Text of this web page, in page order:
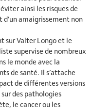
ainsi les risques de
amaigrissement non
sur Valter Longo et le
supervise de nombreux
le monde avec la
de santé. Il s’attache
de différentes versions
des pathologies
le cancer ou les